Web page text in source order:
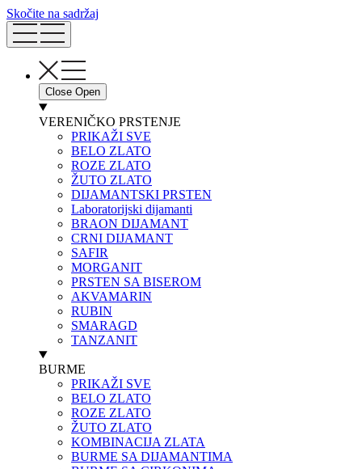
Skočite na sadržaj
Close Open
VERENIČKO PRSTENJE
PRIKAŽI SVE
BELO ZLATO
ROZE ZLATO
ŽUTO ZLATO
DIJAMANTSKI PRSTEN
Laboratorijski dijamanti
BRAON DIJAMANT
CRNI DIJAMANT
SAFIR
MORGANIT
PRSTEN SA BISEROM
AKVAMARIN
RUBIN
SMARAGD
TANZANIT
BURME
PRIKAŽI SVE
BELO ZLATO
ROZE ZLATO
ŽUTO ZLATO
KOMBINACIJA ZLATA
BURME SA DIJAMANTIMA